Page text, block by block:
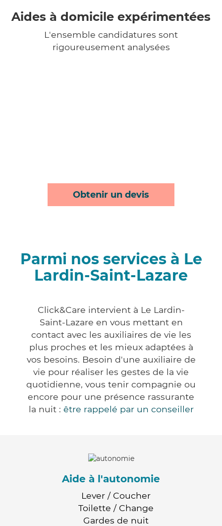
Aides à domicile expérimentées
L'ensemble candidatures sont
rigoureusement analysées
Obtenir un devis
Parmi nos services à Le
Lardin-Saint-Lazare
Click&Care intervient à Le Lardin-
Saint-Lazare en vous mettant en
contact avec les auxiliaires de vie les
plus proches et les mieux adaptées à
vos besoins. Besoin d'une auxiliaire de
vie pour réaliser les gestes de la vie
quotidienne, vous tenir compagnie ou
encore pour une présence rassurante
la nuit : être rappelé par un conseiller
Aide à l'autonomie
Lever / Coucher
Toilette / Change
Gardes de nuit